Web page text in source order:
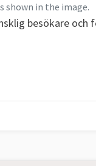
shown in the image.
besökare